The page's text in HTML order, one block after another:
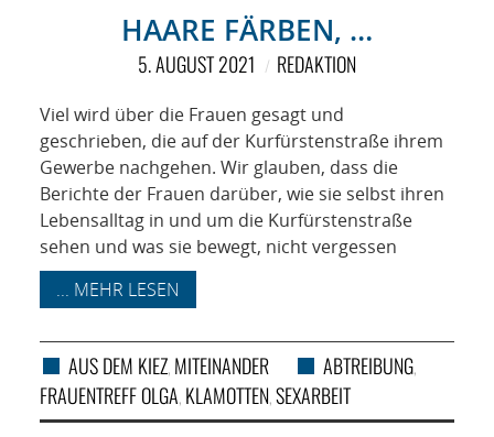
HAARE FÄRBEN, …
5. AUGUST 2021 REDAKTION
Viel wird über die Frauen gesagt und
geschrieben, die auf der Kurfürstenstraße ihrem
Gewerbe nachgehen. Wir glauben, dass die
Berichte der Frauen darüber, wie sie selbst ihren
Lebensalltag in und um die Kurfürstenstraße
sehen und was sie bewegt, nicht vergessen
... MEHR LESEN
AUS DEM KIEZ, MITEINANDER ABTREIBUNG,
FRAUENTREFF OLGA, KLAMOTTEN,SEXARBEIT